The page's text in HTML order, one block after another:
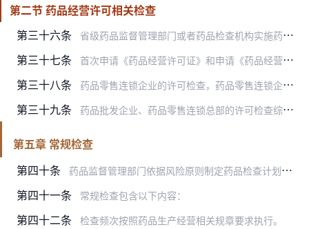
第二节 药品经营许可相关检查
第三十六条
省级药品监督管理部门或者药品检查机构实施药品批发企业、药品零售连锁总部现场检查前，应当制定现场检查工作方案，并组织实施现场检查。制定工作方案及实施现场检查工作时…
第三十七条 首次申请《药品经营许可证》和申请《药品经营许可证》许可事项变更且需进行现场检查的，依据GSP及其现场检查指导原则、许可检查细则等相关标准要求开展现场检查。
第三十八条 药品零售连锁企业的许可检查，药品零售连锁企业门店数量小于或者等于30家的，按照20%的比例抽查，但不得少于3家；大于30家的，按10%比例抽查，但不得少于6家。…
第三十九条 药品批发企业、药品零售连锁总部的许可检查综合评定应当在收到现场检查报告后10个工作日内完成。
第五章 常规检查
第四十条
药品监督管理部门依据风险原则制定药品检查计划，确定被检查单位名单、检查内容、检查重点、检查方式、检查要求等，实施风险分级管理，年度检查计划中应当确定对一定比例的…
第四十一条 常规检查包含以下内容：
第四十二条 检查频次按照药品生产经营相关规章要求执行。